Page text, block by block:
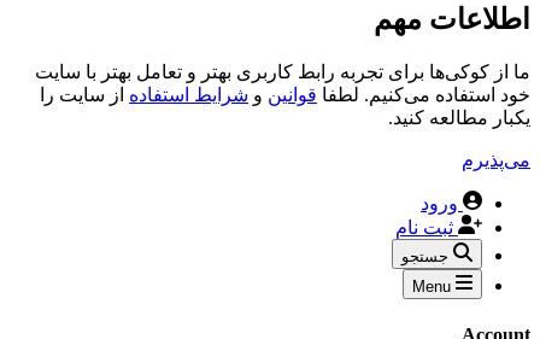
اطلاعات مهم
ما از کوکی‌ها برای تجربه رابط کاربری بهتر و تعامل بهتر با سایت
خود استفاده می‌کنیم. لطفا قوانین و شرایط استفاده از سایت را
یکبار مطالعه کنید.
می‌پذیرم
ورود
ثبت نام
جستجو
Menu
Account